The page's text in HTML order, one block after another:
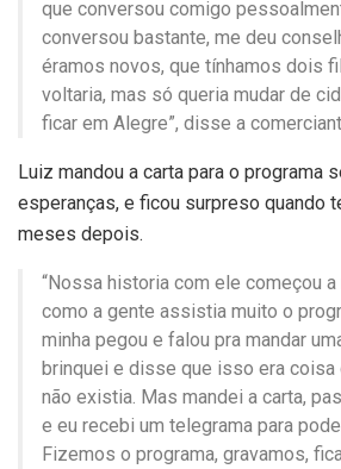
que conversou comigo
conversou bastante, me deu
éramos novos, que tínhamos dois
voltaria, mas só queria mudar de
ficar em Alegre”, disse a
Luiz mandou a carta para o programa
esperanças, e ficou surpreso quando
meses depois.
“Nossa historia com ele começou
como a gente assistia muito o
minha pegou e falou pra mandar
brinquei e disse que isso era coisa
não existia. Mas mandei a carta,
e eu recebi um telegrama para
Fizemos o programa, gravamos,